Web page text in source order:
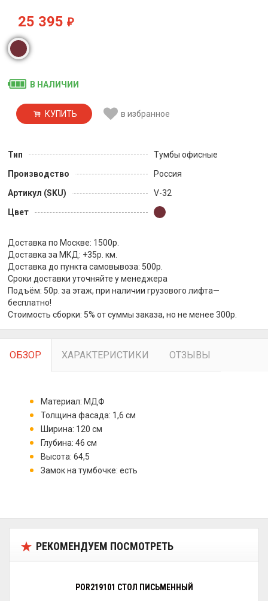
25 395 ₽
В НАЛИЧИИ
КУПИТЬ в избранное
Тип
Тумбы офисные
Производство
Россия
Артикул (SKU)
V-32
Цвет
Доставка по Москве: 1500р.
Доставка за МКД: +35р. км.
Доставка до пункта самовывоза: 500р.
Сроки доставки уточняйте у менеджера
Подъём: 50р. за этаж, при наличии грузового лифта—
бесплатно!
Стоимость сборки: 5% от суммы заказа, но не менее 300р.
ОБЗОР ХАРАКТЕРИСТИКИ ОТЗЫВЫ
Материал: МДФ
Толщина фасада: 1,6 см
Ширина: 120 см
Глубина: 46 см
Высота: 64,5
Замок на тумбочке: есть
РЕКОМЕНДУЕМ ПОСМОТРЕТЬ
POR219101 СТОЛ ПИСЬМЕННЫЙ